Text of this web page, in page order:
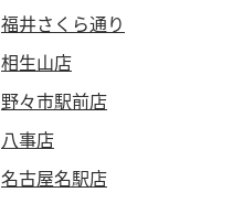
福井さくら通り
相生山店
野々市駅前店
八事店
名古屋名駅店